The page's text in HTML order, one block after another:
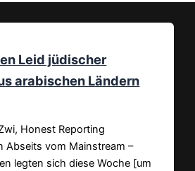
Leid jüdischer
arabischen Ländern
Honest Reporting
Abseits vom Mainstream –
legten sich diese Woche [um